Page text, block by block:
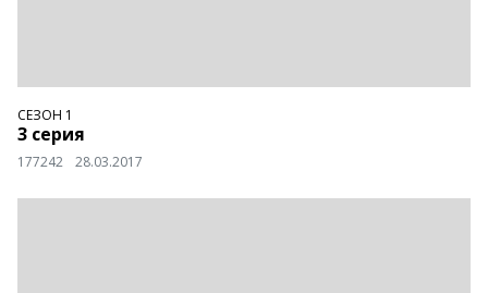
СЕЗОН 1
3 серия
177242 28.03.2017